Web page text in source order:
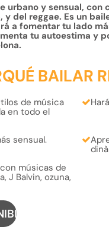
urbano y sensual,
del reggae. Es un
a fomentar tu lado
tu autoestima y
BAILAR
de música
en todo el
sensual.
músicas de
J Balvin, ozuna,